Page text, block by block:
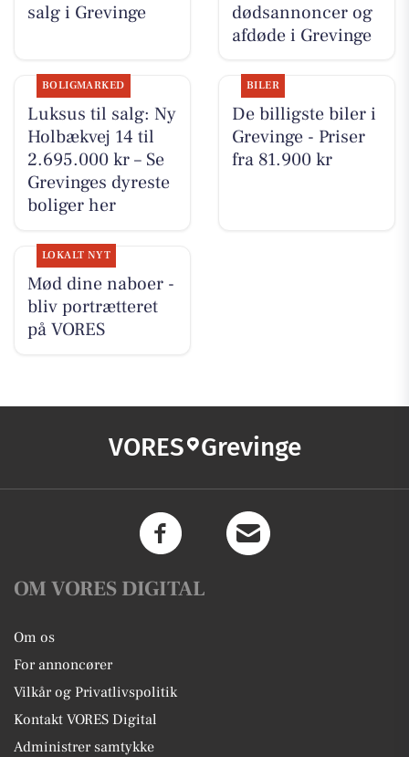
salg i Grevinge
dødsannoncer og
afdøde i Grevinge
BOLIGMARKED
Luksus til salg: Ny
Holbækvej 14 til
2.695.000 kr – Se
Grevinges dyreste
boliger her
BILER
De billigste biler i
Grevinge - Priser
fra 81.900 kr
LOKALT NYT
Mød dine naboer -
bliv portrætteret
på VORES
VORES Grevinge
OM VORES DIGITAL
Om os
For annoncører
Vilkår og Privatlivspolitik
Kontakt VORES Digital
Administrer samtykke